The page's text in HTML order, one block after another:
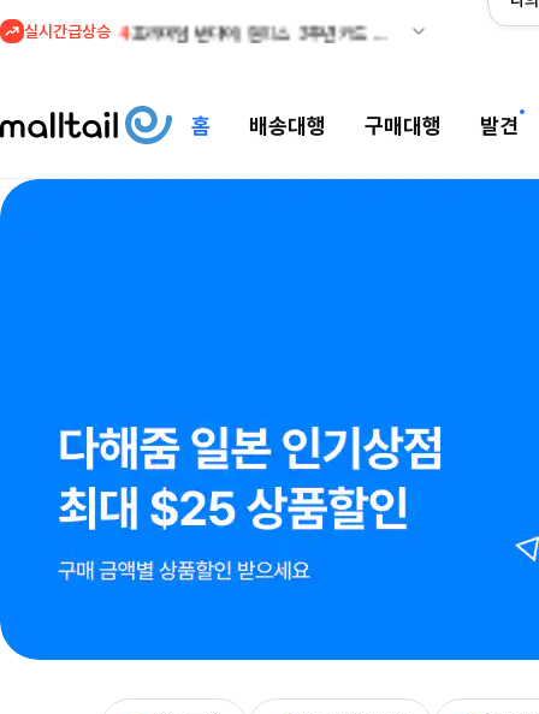
실시간급상승 4
홈 배송대행 구매대행 발견